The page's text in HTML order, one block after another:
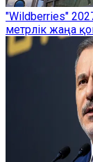
"Wildberries"
метрлік жаңа